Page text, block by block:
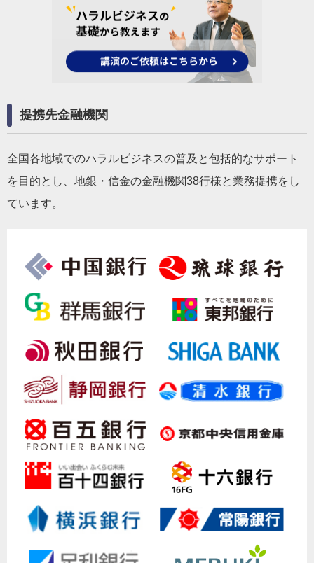
提携先金融機関
全国各地域でのハラルビジネスの普及と包括的なサポート
を目的とし、地銀・信金の金融機関38行様と業務提携をし
ています。